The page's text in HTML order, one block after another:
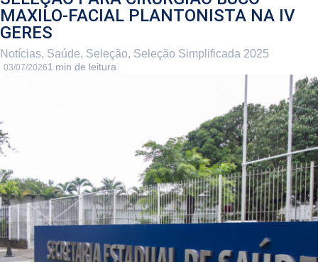
MAXILO-FACIAL PLANTONISTA NA IV
GERES
Notícias, Saúde, Seleção, Seleção Simplificada 2025
03/07/2026